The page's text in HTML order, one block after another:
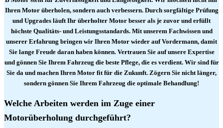
Ihren Motor überholen, sondern auch verbessern. Durch sorgfältige Prüfung
und Upgrades läuft Ihr überholter Motor besser als je zuvor und erfüllt
höchste Qualitäts- und Leistungsstandards. Mit unserem Fachwissen und
unserer Erfahrung bringen wir Ihren Motor wieder auf Vordermann, damit
Sie lange Freude daran haben können. Vertrauen Sie auf unsere Expertise
und gönnen Sie Ihrem Fahrzeug die beste Pflege, die es verdient. Wir sind für
Sie da und machen Ihren Motor fit für die Zukunft. Zögern Sie nicht länger,
sondern gönnen Sie Ihrem Fahrzeug die optimale Behandlung!
Welche Arbeiten werden im Zuge einer
Motorüberholung durchgeführt?